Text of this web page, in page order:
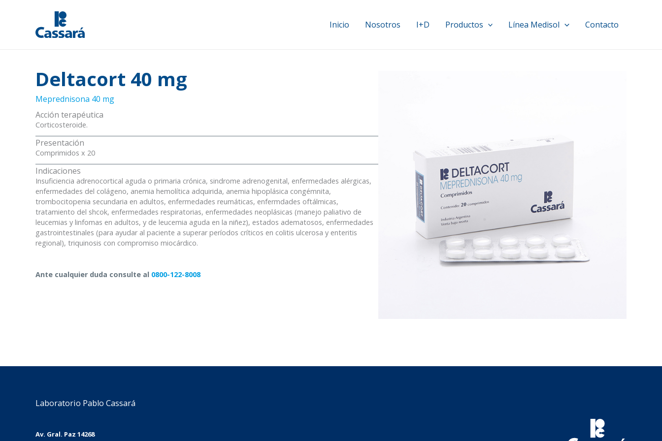
contenido
Inicio Nosotros I+D Productos Línea Medisol Contacto
Deltacort 40 mg
Meprednisona 40 mg
Acción terapéutica
Corticosteroide.
Presentación
Comprimidos x 20
Indicaciones
Insuficiencia adrenocortical aguda o primaria crónica, sindrome adrenogenital, enfermedades alérgicas,
enfermedades del colágeno, anemia hemolítica adquirida, anemia hipoplásica congémnita,
trombocitopenia secundaria en adultos, enfermedades reumáticas, enfermdades oftálmicas,
tratamiento del shcok, enfermedades respiratorias, enfermedades neoplásicas (manejo paliativo de
leucemias y linfomas en adultos, y de leucemia aguda en la niñez), estados adematosos, enfermedades
gastrointestinales (para ayudar al paciente a superar períodos críticos en colitis ulcerosa y enteritis
regional), triquinosis con compromiso miocárdico.
Ante cualquier duda consulte al 0800-122-8008
Laboratorio Pablo Cassará
Av. Gral. Paz 14268